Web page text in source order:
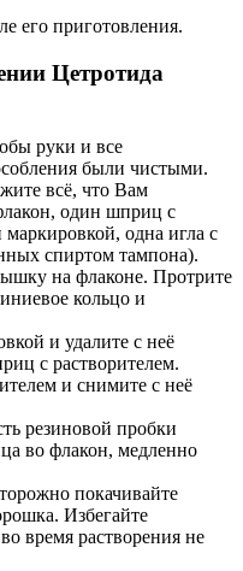
его приготовления.
Цетротида
руки и все
были чистыми.
всё, что Вам
один шприц с
маркировкой, одна игла с
спиртом тампона).
на флаконе. Протрите
кольцо и
и удалите с неё
с растворителем.
и снимите с неё
резиновой пробки
во флакон, медленно
покачивайте
Избегайте
время растворения не